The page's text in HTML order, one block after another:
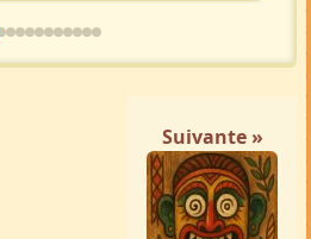
Suivante »